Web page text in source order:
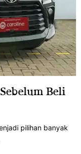
Beli
pilihan banyak